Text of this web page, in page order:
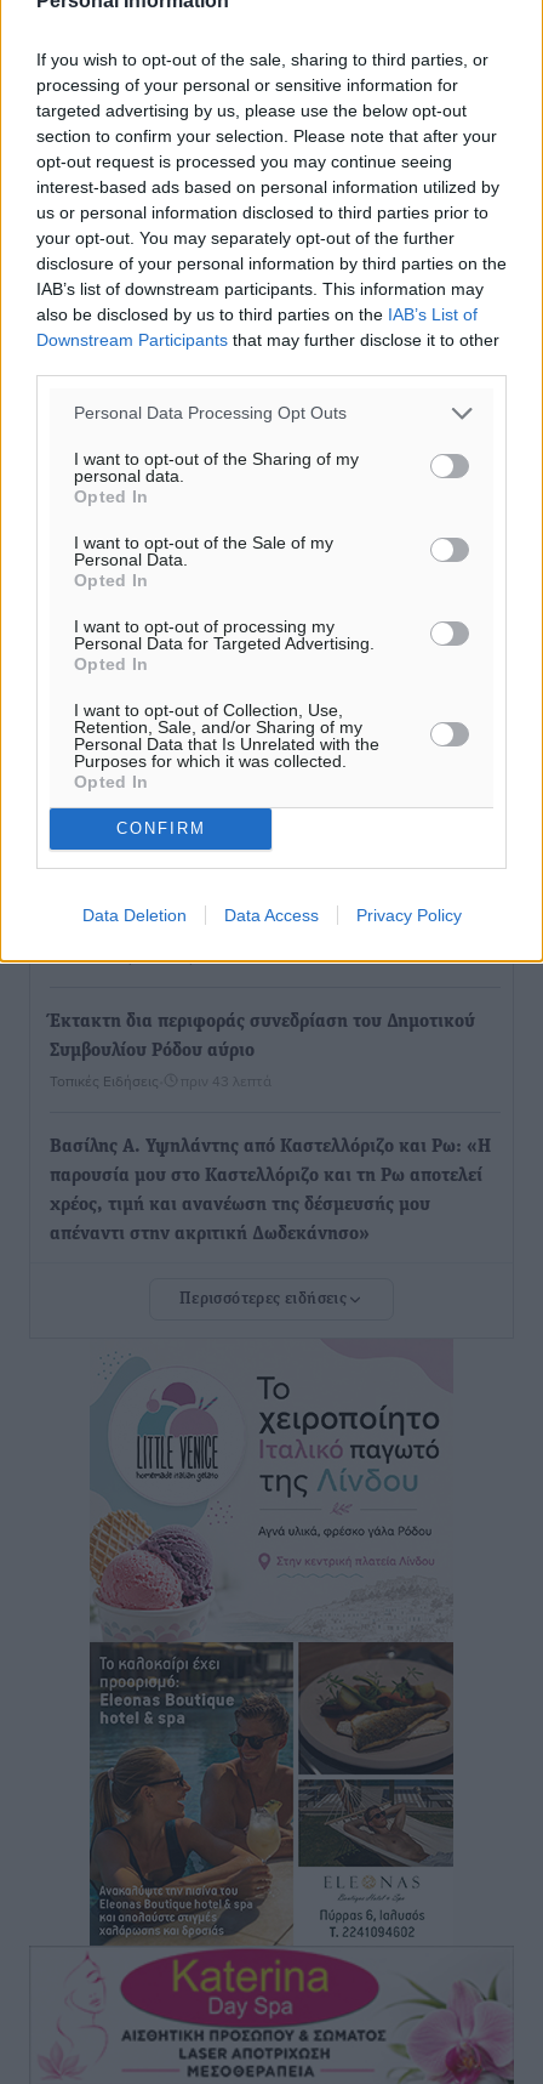
If you wish to opt-out of the sale, sharing to third parties, or
processing of your personal or sensitive information for
targeted advertising by us, please use the below opt-out
section to confirm your selection. Please note that after your
opt-out request is processed you may continue seeing
interest-based ads based on personal information utilized by
us or personal information disclosed to third parties prior to
your opt-out. You may separately opt-out of the further
disclosure of your personal information by third parties on the
IAB’s list of downstream participants. This information may
also be disclosed by us to third parties on the IAB’s List of
Downstream Participants that may further disclose it to other
Personal Data Processing Opt Outs
I want to opt-out of the Sharing of my
personal data.
Opted In
I want to opt-out of the Sale of my
Personal Data.
Opted In
I want to opt-out of processing my
Personal Data for Targeted Advertising.
Opted In
I want to opt-out of Collection, Use,
Retention, Sale, and/or Sharing of my
Personal Data that Is Unrelated with the
Purposes for which it was collected.
Opted In
CONFIRM
Data Deletion Data Access Privacy Policy
Ροή ειδήσεων
Σώθηκε ελάφι που παγιδεύτηκε στον Άγιο Ισίδωρο –
Τοπικές Ειδήσεις• πριν 9 λεπτά
Μητσοτάκης για Στέλιο Ράμφο: Αποχαιρετώ με θλίψη
και σεβασμό αυτόν τον λαμπρό Έλληνα
Ειδήσεις• πριν 14 λεπτά
Πέθανε ο σπουδαίος διανοούμενος, Στέλιος Ράμφος σε
ηλικία 87 ετών
Γιάννης Παππάς: «Σημαντική ανάσα για τις
Επιχειρώ”»
Τοπικές Ειδήσεις• πριν 40 λεπτά
Έκτακτη δια περιφοράς συνεδρίαση του Δημοτικού
Συμβουλίου Ρόδου αύριο
Τοπικές Ειδήσεις πριν 43 λεπτά
Βασίλης Α. Υψηλάντης από Καστελλόριζο και Ρω: «Η
παρουσία μου στο Καστελλόριζο και τη Ρω αποτελεί
χρέος, τιμή και ανανέωση της δέσμευσής μου
απέναντι στην ακριτική Δωδεκάνησο»
επικεφαλής και πλήρες τεχνικό επιτελείο
πριν 2 ώρες
Φοίβος: Συνεχίζει πλήρης, βρίσκεται κοντά σε
κεντρικό αμυντικό
Αθλητικά• πριν 2 ώρες
Αστέρας Μασάρων: Επανεκκίνηση με νέα διοίκηση
και υψηλούς στόχους
Αθλητικά• πριν 2 ώρες
Πάνθηρες: Άλλες δύο προσθήκες στα σκαριά
Ιάλυσος: Πλάι στην ομάδα, υπάρχει και το ταμείο
Αθλητικά• πριν 2 ώρες
Σχολείο – Πρέσβης του Ευρωπαϊκού Κοινοβουλίου
αναδείχθηκε το 1ο ΓΕΛ Ρόδου – Βενετόκλειο με
βαθμολογία 100 στα 100
Τοπικές Ειδήσεις πριν 2 ώρες
Ελπίδα Πεταλούδων: Ανακοίνωσε τον Νίκο Μιχαλάκη
Περισσότερες ειδήσεις